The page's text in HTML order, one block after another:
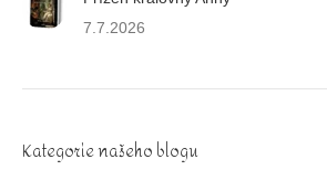
7.7.2026
Kategorie našeho blogu